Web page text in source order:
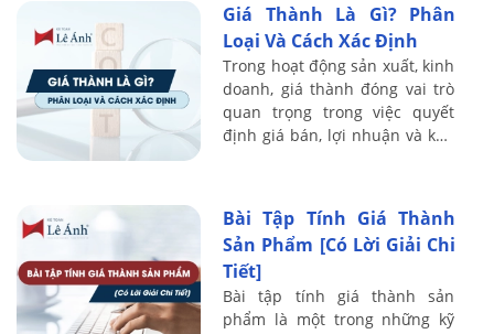
toán sản xuất ...
Giá Thành Là Gì? Phân
Loại Và Cách Xác Định
Trong hoạt động sản xuất, kinh
doanh, giá thành đóng vai trò
quan trọng trong việc quyết
định giá bán, lợi nhuận và khả
Bài Tập Tính Giá Thành
Sản Phẩm [Có Lời Giải Chi
Tiết]
Bài tập tính giá thành sản
phẩm là một trong những kỹ